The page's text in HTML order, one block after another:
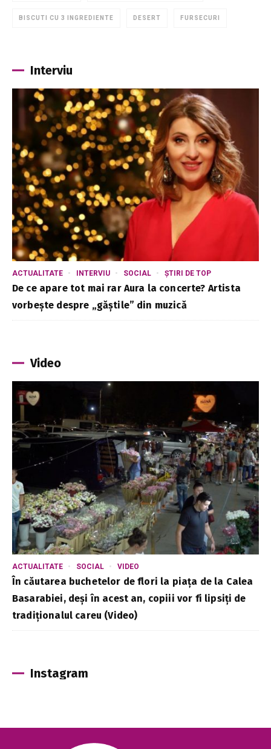
BISCUTI CU 3 INGREDIENTE DESERT FURSECURI
Interviu
ACTUALITATE INTERVIU SOCIAL ȘTIRI DE TOP
De ce apare tot mai rar Aura la concerte? Artista
vorbește despre „găștile” din muzică
Video
ACTUALITATE SOCIAL VIDEO
În căutarea buchetelor de flori la piața de la Calea
Basarabiei, deși în acest an, copiii vor fi lipsiți de
tradiționalul careu (Video)
Instagram